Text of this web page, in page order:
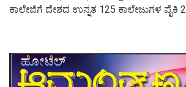
ಕಾಲೇಜಿಗೆ ದೇಶದ ಉನ್ನತ 125 ಕಾಲೇಜುಗಳ ಪೈಕಿ